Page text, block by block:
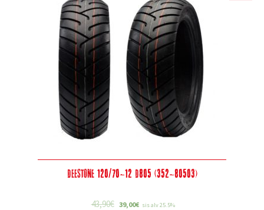
Deestone 120/70-12 D805 (352-80503)
43,90€ 39,00€ sis alv 25.5%